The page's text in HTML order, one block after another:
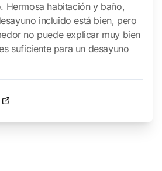
Hermosa habitación y baño,
incluido está bien, pero
no puede explicar muy bien
suficiente para un desayuno